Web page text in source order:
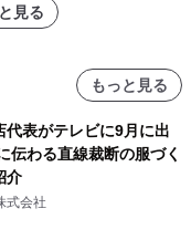
見る
もっと見る
代表がテレビに9月に出
わる直線裁断の服づく
介
式会社